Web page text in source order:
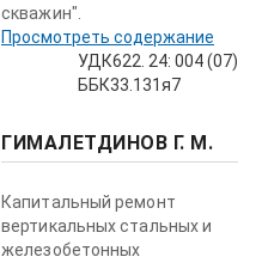
скважин".
Просмотреть содержание
УДК622. 24: 004 (07)
ББК33.131я7
ГИМАЛЕТДИНОВ Г. М.
Капитальный ремонт
вертикальных стальных и
железобетонных